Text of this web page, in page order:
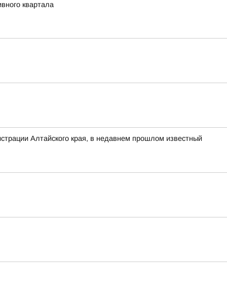
квартала
Алтайского края, в недавнем прошлом известный